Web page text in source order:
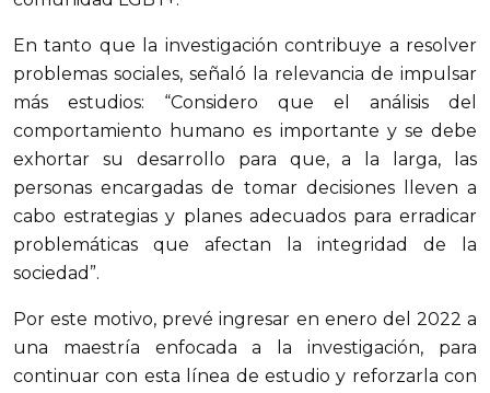
En tanto que la investigación contribuye a resolver
problemas sociales, señaló la relevancia de impulsar
más estudios: “Considero que el análisis del
comportamiento humano es importante y se debe
exhortar su desarrollo para que, a la larga, las
personas encargadas de tomar decisiones lleven a
cabo estrategias y planes adecuados para erradicar
problemáticas que afectan la integridad de la
sociedad”.
Por este motivo, prevé ingresar en enero del 2022 a
una maestría enfocada a la investigación, para
continuar con esta línea de estudio y reforzarla con